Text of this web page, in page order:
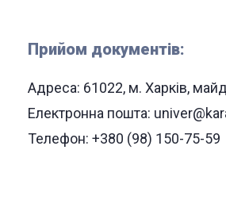
Прийом документів:
Адреса: 61022, м. Харків,
Електронна пошта:
Телефон: +380 (98) 150-75-59